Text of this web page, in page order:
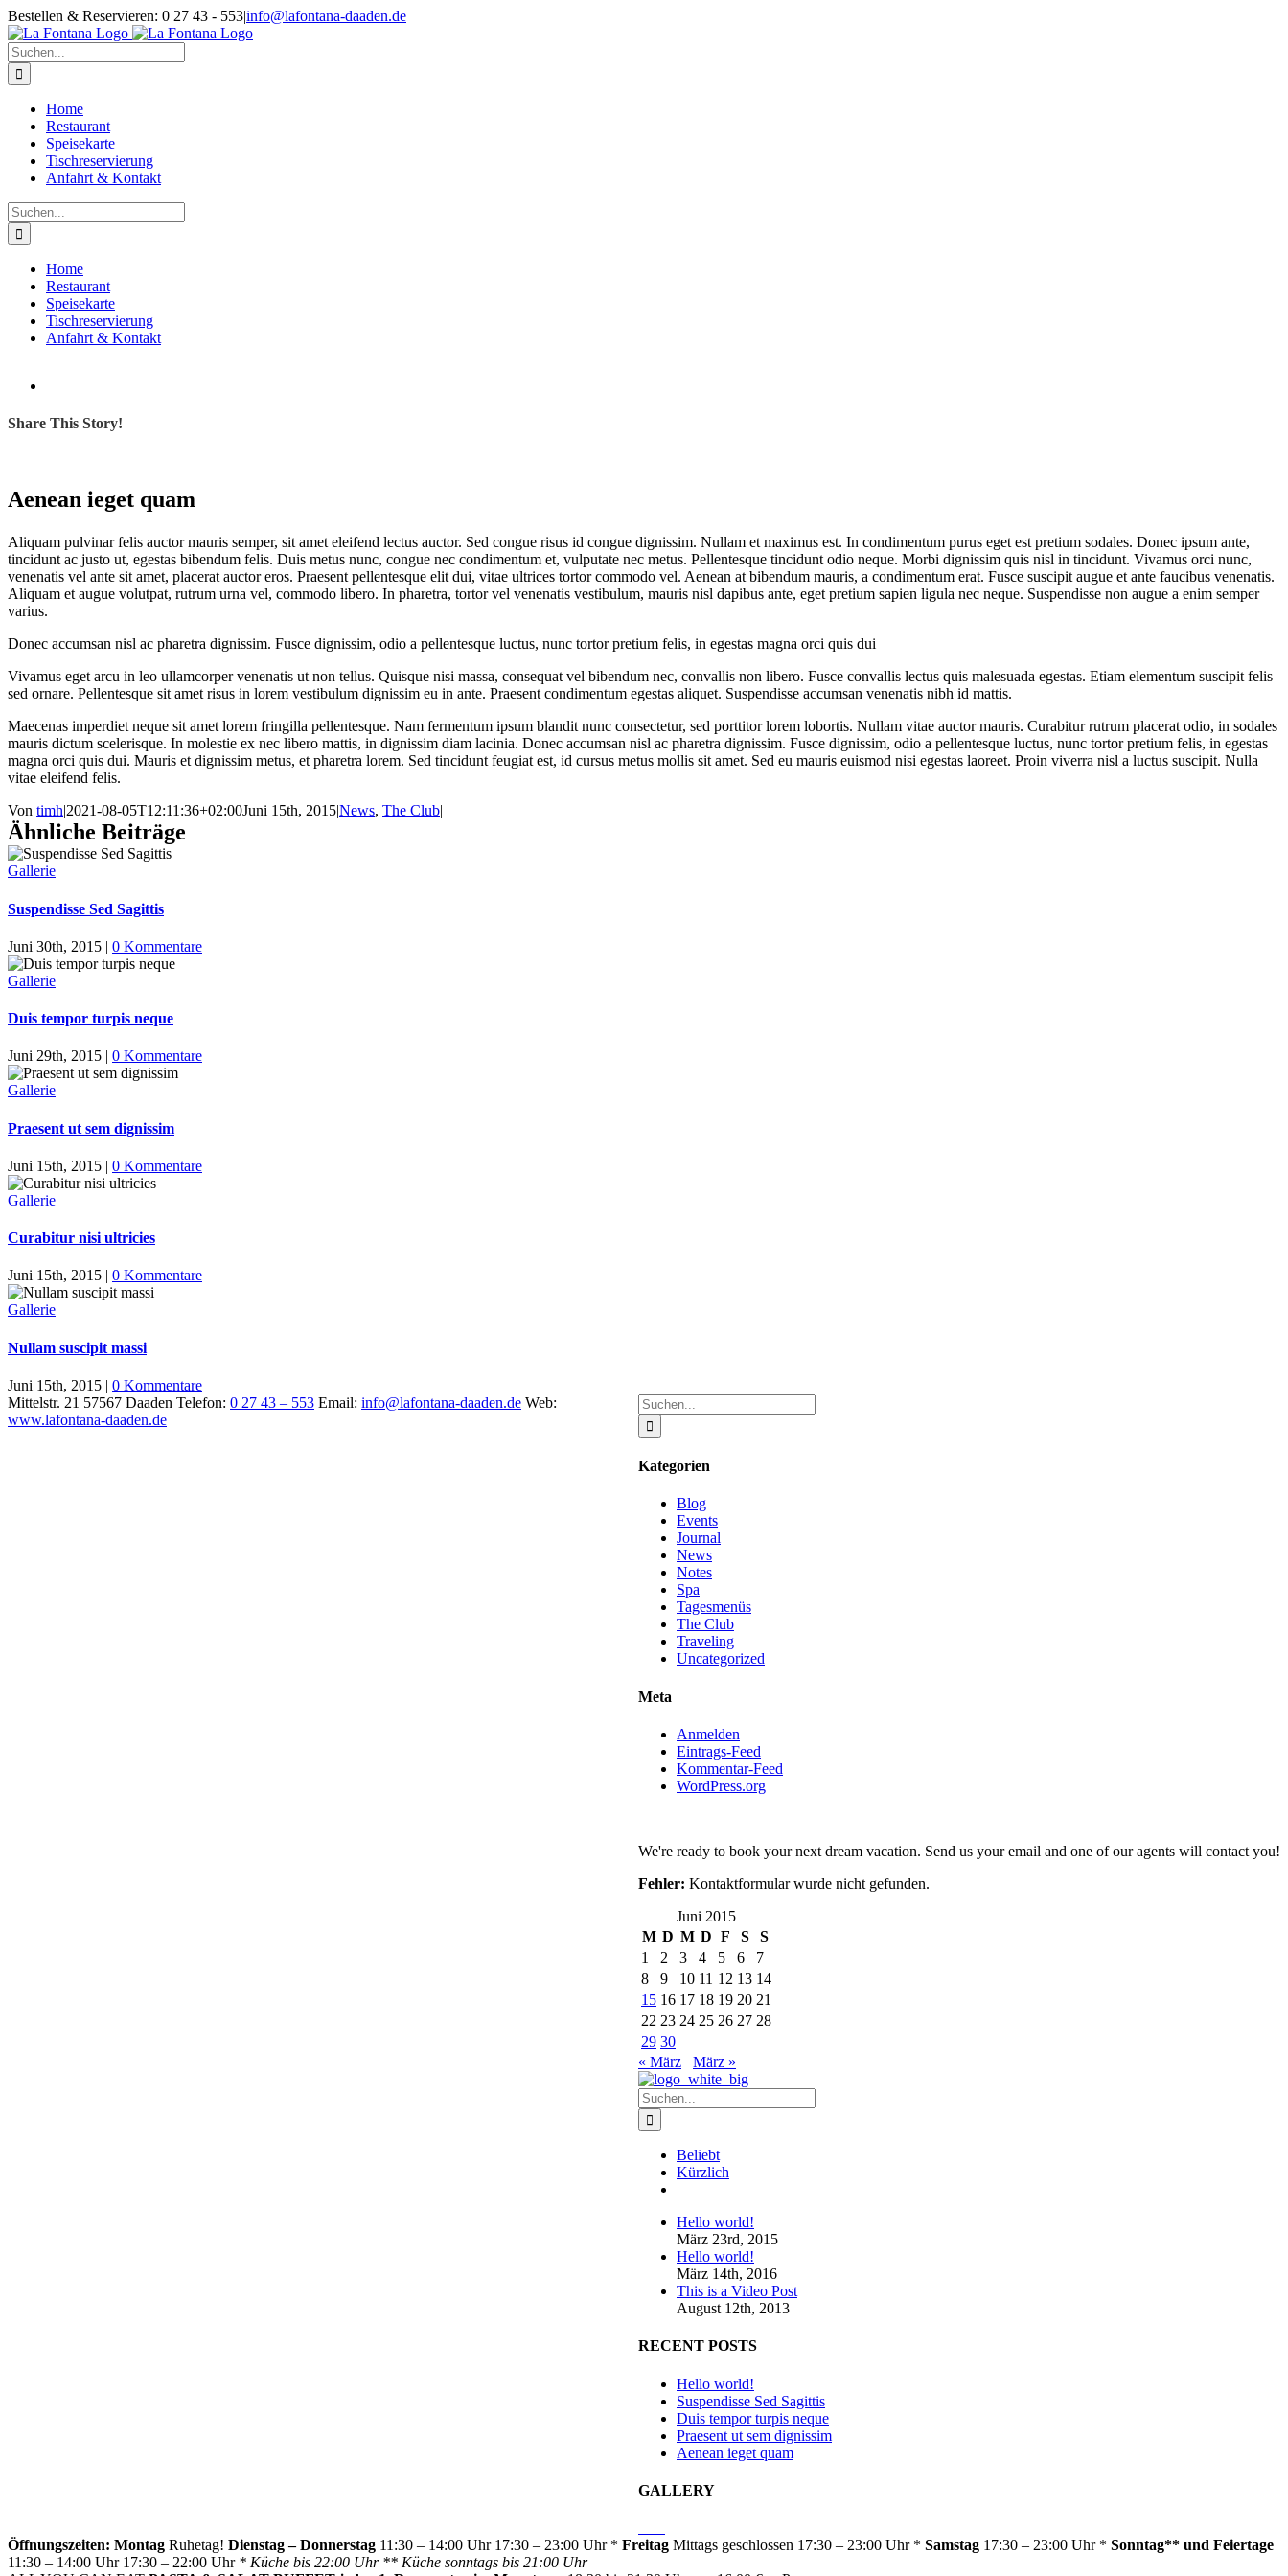
Zum
Inhalt
springen
Facebook
Bestellen & Reservieren: 0 27 43 - 553|info@lafontana-daaden.de
Suche
nach:
Home
Restaurant
Speisekarte
Tischreservierung
Anfahrt & Kontakt
Suche
nach:
Home
Restaurant
Speisekarte
Tischreservierung
Anfahrt & Kontakt
Bild
Share This Story!
Aenean ieget quam
Aliquam pulvinar felis auctor mauris semper, sit amet eleifend lectus auctor. Sed congue risus id congue dignissim. Nullam et maximus est. In condimentum purus eget est pretium sodales. Donec ipsum ante,
tincidunt ac justo ut, egestas bibendum felis. Duis metus nunc, congue nec condimentum et, vulputate nec metus. Pellentesque tincidunt odio neque. Morbi dignissim quis nisl in tincidunt. Vivamus orci nunc,
venenatis vel ante sit amet, placerat auctor eros. Praesent pellentesque elit dui, vitae ultrices tortor commodo vel. Aenean at bibendum mauris, a condimentum erat. Fusce suscipit augue et ante faucibus venenatis.
Aliquam et augue volutpat, rutrum urna vel, commodo libero. In pharetra, tortor vel venenatis vestibulum, mauris nisl dapibus ante, eget pretium sapien ligula nec neque. Suspendisse non augue a enim semper
varius.
Donec accumsan nisl ac pharetra dignissim. Fusce dignissim, odio a pellentesque luctus, nunc tortor pretium felis, in egestas magna orci quis dui
Vivamus eget arcu in leo ullamcorper venenatis ut non tellus. Quisque nisi massa, consequat vel bibendum nec, convallis non libero. Fusce convallis lectus quis malesuada egestas. Etiam elementum suscipit felis
sed ornare. Pellentesque sit amet risus in lorem vestibulum dignissim eu in ante. Praesent condimentum egestas aliquet. Suspendisse accumsan venenatis nibh id mattis.
Maecenas imperdiet neque sit amet lorem fringilla pellentesque. Nam fermentum ipsum blandit nunc consectetur, sed porttitor lorem lobortis. Nullam vitae auctor mauris. Curabitur rutrum placerat odio, in sodales
mauris dictum scelerisque. In molestie ex nec libero mattis, in dignissim diam lacinia. Donec accumsan nisl ac pharetra dignissim. Fusce dignissim, odio a pellentesque luctus, nunc tortor pretium felis, in egestas
magna orci quis dui. Mauris et dignissim metus, et pharetra lorem. Sed tincidunt feugiat est, id cursus metus mollis sit amet. Sed eu mauris euismod nisi egestas laoreet. Proin viverra nisl a luctus suscipit. Nulla
vitae eleifend felis.
Von timh|2021-08-05T12:11:36+02:00Juni 15th, 2015|News, The Club|
Ähnliche Beiträge
Gallerie
Suspendisse Sed Sagittis
Juni 30th, 2015 | 0 Kommentare
Gallerie
Duis tempor turpis neque
Juni 29th, 2015 | 0 Kommentare
Gallerie
Praesent ut sem dignissim
Juni 15th, 2015 | 0 Kommentare
Gallerie
Curabitur nisi ultricies
Juni 15th, 2015 | 0 Kommentare
Gallerie
Nullam suscipit massi
Juni 15th, 2015 | 0 Kommentare
Suche
nach:
Kategorien
Blog
Events
Journal
News
Notes
Spa
Tagesmenüs
The Club
Traveling
Uncategorized
Meta
Anmelden
Eintrags-Feed
Kommentar-Feed
WordPress.org
We're ready to book your next dream vacation. Send us your email and one of our agents will contact you!
Fehler: Kontaktformular wurde nicht gefunden.
Juni 2015
M D M D F S
S
1
2 3 4 5 6
7
8
9 10 11 12 13 14
15 16 17 18 19 20 21
22 23 24 25 26 27 28
29 30
« März
März »
Suche
nach:
Beliebt
Kürzlich
Hello world!
März 23rd, 2015
Hello world!
März 14th, 2016
This is a Video Post
August 12th, 2013
RECENT POSTS
Hello world!
Suspendisse Sed Sagittis
Duis tempor turpis neque
Praesent ut sem dignissim
Aenean ieget quam
GALLERY
Mittelstr. 21 57567 Daaden Telefon: 0 27 43 – 553 Email: info@lafontana-daaden.de Web:
www.lafontana-daaden.de
Öffnungszeiten: Montag Ruhetag! Dienstag – Donnerstag 11:30 – 14:00 Uhr 17:30 – 23:00 Uhr * Freitag Mittags geschlossen 17:30 – 23:00 Uhr * Samstag 17:30 – 23:00 Uhr * Sonntag** und Feiertage
11:30 – 14:00 Uhr 17:30 – 22:00 Uhr * Küche bis 22:00 Uhr ** Küche sonntags bis 21:00 Uhr